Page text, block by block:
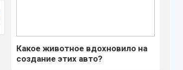
Какое животное вдохновило на
создание этих авто?